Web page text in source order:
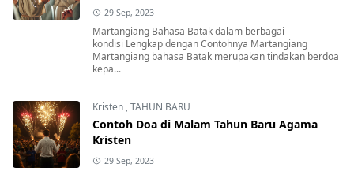
29 Sep, 2023
Martangiang Bahasa Batak dalam berbagai
kondisi Lengkap dengan Contohnya Martangiang
Martangiang bahasa Batak merupakan tindakan berdoa
kepa...
Kristen ,TAHUN BARU
Contoh Doa di Malam Tahun Baru Agama
Kristen
29 Sep, 2023